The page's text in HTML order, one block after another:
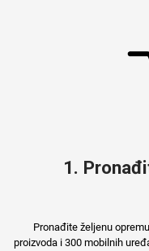
1.
Pronađite željenu
proizvoda i 300 mobilnih